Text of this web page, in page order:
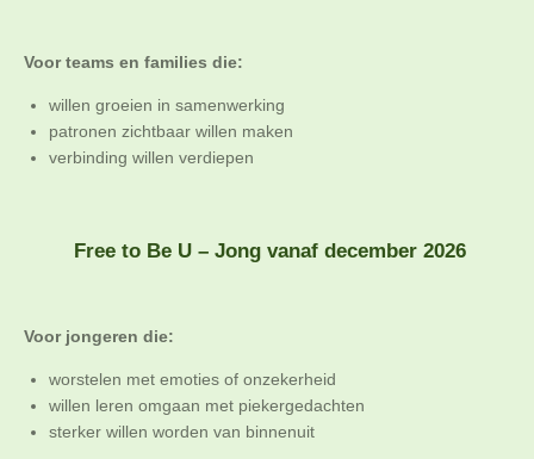
Voor teams en families die:
willen groeien in samenwerking
patronen zichtbaar willen maken
verbinding willen verdiepen
Free to Be U – Jong vanaf december 2026
Voor jongeren die:
worstelen met emoties of onzekerheid
willen leren omgaan met piekergedachten
sterker willen worden van binnenuit